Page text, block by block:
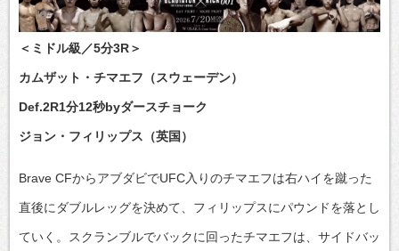
＜ミドル級／5分3R＞
カムザット・チマエフ（スウェーデン）
Def.2R1分12秒byダースチョーク
ジョン・フィリップス（英国）
Brave CFからアブダビでUFC入りのチマエフは右ハイを蹴った
直後にダブルレッグを決めて、フィリップスにパウンドを落とし
ていく。スクランブルでバックに回ったチマエフは、サイドバッ